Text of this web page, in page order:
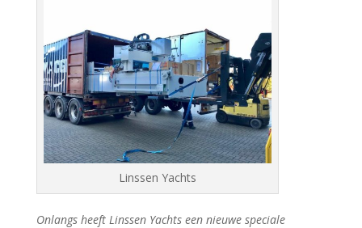
Linssen Yachts
Onlangs heeft Linssen Yachts een nieuwe speciale